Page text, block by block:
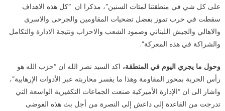
على كل شي في منطقتنا لمئات السنين”، مذكرا ان “كل هذه الاهداف
سقطت في حرب تموز بفضل تضحيات المقاومين والجرحى والاسرى
والاهالي والجيش اللبناني وصمود الشعب والاحزاب ونتيجة الادارة والتكامل
والشراكة في هذه المعركة”.
وحول ما يجري اليوم في المنطقة، اكد السيد نصر الله ان “حزب الله هو
رأس الحربة بمحور المقاومة وهذا ما يفسر محاربته عبر الأدوات الإرهابية”،
واشار الى ان “الإدارة الأميركية صنعت الجماعات التكفيرية الواسعة التي
تدرجت من القاعدة إلى داعش إلى النصرة من أجل بث هذه الفوضى